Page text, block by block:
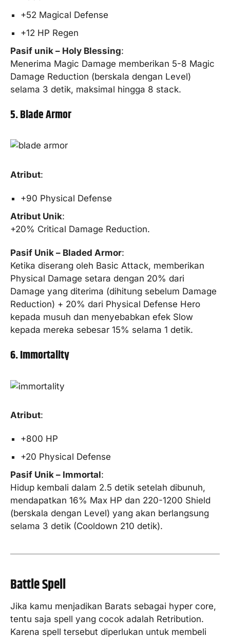
+52 Magical Defense
+12 HP Regen
Pasif unik – Holy Blessing:
Menerima Magic Damage memberikan 5-8 Magic
Damage Reduction (berskala dengan Level)
selama 3 detik, maksimal hingga 8 stack.
5. Blade Armor
Atribut:
+90 Physical Defense
Atribut Unik:
+20% Critical Damage Reduction.
Pasif Unik – Bladed Armor:
Ketika diserang oleh Basic Attack, memberikan
Physical Damage setara dengan 20% dari
Damage yang diterima (dihitung sebelum Damage
Reduction) + 20% dari Physical Defense Hero
kepada musuh dan menyebabkan efek Slow
kepada mereka sebesar 15% selama 1 detik.
6. Immortality
Atribut:
+800 HP
+20 Physical Defense
Pasif Unik – Immortal:
Hidup kembali dalam 2.5 detik setelah dibunuh,
mendapatkan 16% Max HP dan 220-1200 Shield
(berskala dengan Level) yang akan berlangsung
selama 3 detik (Cooldown 210 detik).
Battle Spell
Jika kamu menjadikan Barats sebagai hyper core,
tentu saja spell yang cocok adalah Retribution.
Karena spell tersebut diperlukan untuk membeli